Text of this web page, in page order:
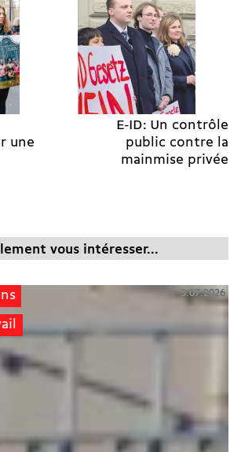
une
E-ID: Un contrôle
public contre la
mainmise privée
vous intéresser...
3.07.2026